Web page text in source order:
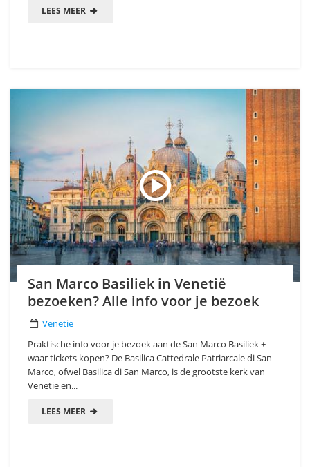
LEES MEER
San Marco Basiliek in Venetië
bezoeken? Alle info voor je bezoek
Venetië
Praktische info voor je bezoek aan de San Marco Basiliek +
waar tickets kopen? De Basilica Cattedrale Patriarcale di San
Marco, ofwel Basilica di San Marco, is de grootste kerk van
Venetië en...
LEES MEER